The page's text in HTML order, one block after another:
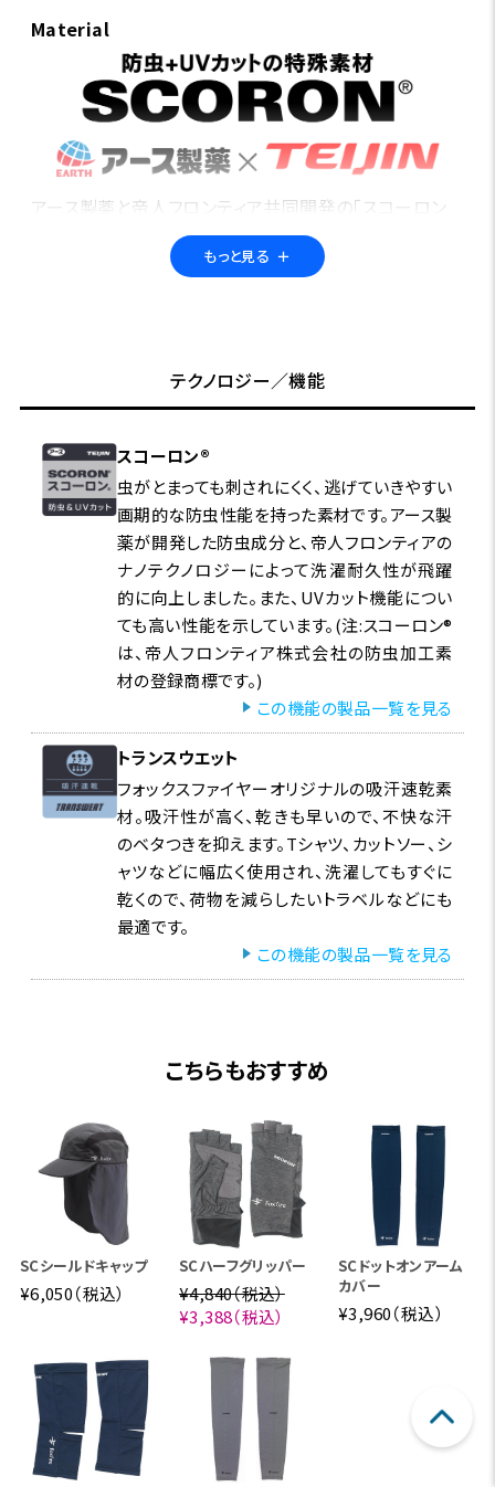
Material
アース製薬と帝人フロンティア共同開発の「スコーロン
®」。繊維に特殊な防虫加工を施すことで、フィールドの不
快な虫から身を守る「防虫素材」です。さらにUVカット機
生地表面にとまった不快な虫は、触角と足の先にある感
覚器でスコーロン®を感知し、逃げてゆきます。
スコーロン®は、洗濯耐久性を飛躍的に向上させた画期
的な防虫素材。初期性能で90%以上、洗濯20回後でも8
0%以上の防虫効果を維持します。(アース製薬社内測定
もっと見る ＋
テクノロジー／機能
スコーロン®
虫がとまっても刺されにくく、逃げていきやすい
画期的な防虫性能を持った素材です。アース製
薬が開発した防虫成分と、帝人フロンティアの
ナノテクノロジーによって洗濯耐久性が飛躍
的に向上しました。また、UVカット機能につい
ても高い性能を示しています。(注:スコーロン®
は、帝人フロンティア株式会社の防虫加工素
材の登録商標です。)
この機能の製品一覧を見る
トランスウエット
フォックスファイヤーオリジナルの吸汗速乾素
材。吸汗性が高く、乾きも早いので、不快な汗
のベタつきを抑えます。Tシャツ、カットソー、シ
ャツなどに幅広く使用され、洗濯してもすぐに
乾くので、荷物を減らしたいトラベルなどにも
最適です。
この機能の製品一覧を見る
こちらもおすすめ
SCシールドキャップ
¥6,050（税込）
SCハーフグリッパー
¥4,840（税込）
¥3,388（税込）
SCドットオンアーム
カバー
¥3,960（税込）